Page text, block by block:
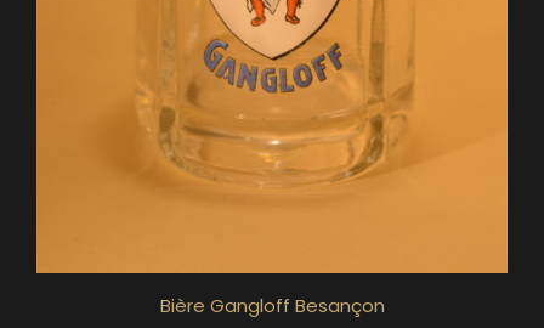
Bière Gangloff Besançon